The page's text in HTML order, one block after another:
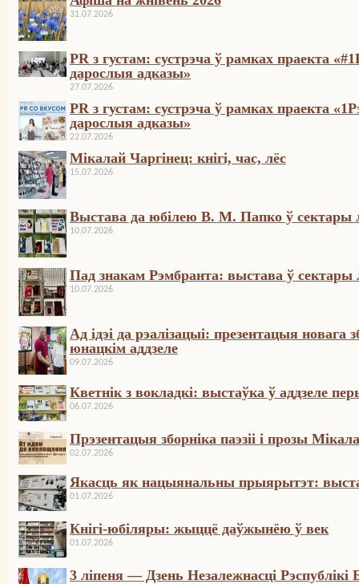
31.07.2026
PR з густам: сустрэча ў рамках праекта
дарослыя адказы»
27.07.2026
PR з густам: сустрэча ў рамках праекта
дарослыя адказы»
22.07.2026
Мікалай Чаргінец: кнігі, час, лёс
15.07.2026
Выстава да юбілею В. М. Папко ў сектары
10.07.2026
Пад знакам Рэмбранта: выстава ў сектары
10.07.2026
Ад ідэі да рэалізацыі: презентацыя новага
юнацкім аддзеле
09.07.2026
Кветнік з вокладкі: выстаўка ў аддзеле
06.07.2026
Прэзентацыя зборніка паэзіі і прозы
02.07.2026
Якасць як нацыянальны прыярытэт:
01.07.2026
Кнігі-юбіляры: жыццё даўжынёю ў век
01.07.2026
3 ліпеня — Дзень Незалежнасці Рэспублікі